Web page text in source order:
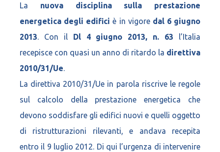
La nuova disciplina sulla prestazione
energetica degli edifici è in vigore dal 6 giugno
2013. Con il Dl 4 giugno 2013, n. 63 l’Italia
recepisce con quasi un anno di ritardo la direttiva
2010/31/Ue.
La direttiva 2010/31/Ue in parola riscrive le regole
sul calcolo della prestazione energetica che
devono soddisfare gli edifici nuovi e quelli oggetto
di ristrutturazioni rilevanti, e andava recepita
entro il 9 luglio 2012. Di qui l’urgenza di intervenire